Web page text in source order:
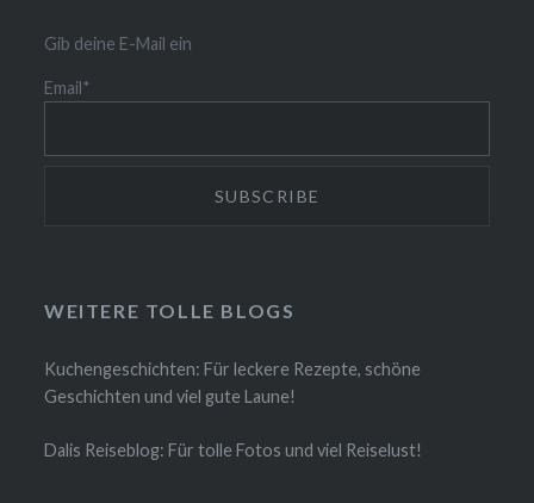
Gib deine E-Mail ein
Email*
WEITERE TOLLE BLOGS
Kuchengeschichten: Für leckere Rezepte, schöne
Geschichten und viel gute Laune!
Dalis Reiseblog: Für tolle Fotos und viel Reiselust!